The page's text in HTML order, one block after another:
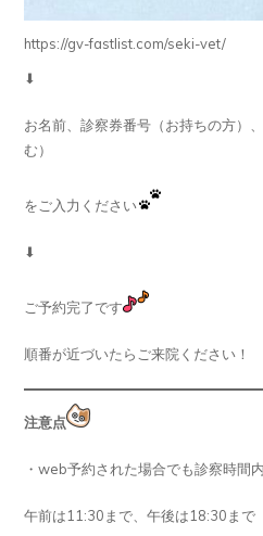
https://gv-fastlist.com/seki-vet/
⬇︎
お名前、診察券番号（お持ちの方）
む）
をご入力ください
⬇︎
ご予約完了です
順番が近づいたらご来院ください！
注意点
・web予約された場合でも診察時間
午前は11:30まで、午後は18:30まで